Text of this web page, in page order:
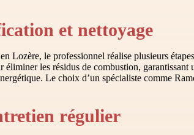
et nettoyage
Lozère, le professionnel réalise plusieurs
éliminer les résidus de combustion, garantissant
Le choix d’un spécialiste comme
régulier